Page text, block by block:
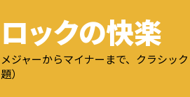
ロックの快楽
メジャーからマイナーまで、クラシッ
題）